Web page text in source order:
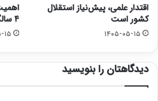
اقتدار علمی، پیش‌نیاز استقلال
کشور است
۱۴۰۵-۰۵-۱۵
۴ سالگی
دیدگاهتان را بنویسید